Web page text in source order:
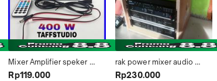
Mixer Amplifier speker
rakitan Audio Bluetooth
Rp119.000
rak power mixer audio
8U.rak power amplifier .
Rp230.000